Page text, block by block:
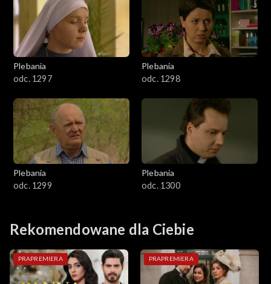
Plebania
odc. 1297
Plebania
odc. 1298
Plebania
odc. 1299
Plebania
odc. 1300
Rekomendowane dla Ciebie
PRAPREMIERA PRAPREMIERA